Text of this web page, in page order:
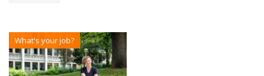
What's your job?